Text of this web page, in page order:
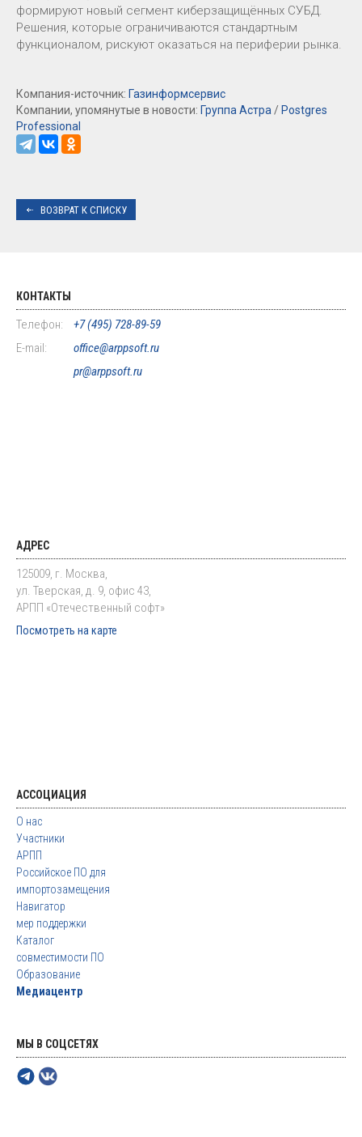
формируют новый сегмент киберзащищённых СУБД.
Решения, которые ограничиваются стандартным
функционалом, рискуют оказаться на периферии рынка.
Компания-источник: Газинформсервис
Компании, упомянутые в новости: Группа Астра / Postgres
Professional
ВОЗВРАТ К СПИСКУ
КОНТАКТЫ
Телефон:
+7 (495) 728-89-59
E-mail:
office@arppsoft.ru
pr@arppsoft.ru
АДРЕС
125009, г. Москва,
ул. Тверская, д. 9, офис 43,
АРПП «Отечественный софт»
Посмотреть на карте
АССОЦИАЦИЯ
О нас
Участники
АРПП
Российское ПО для
импортозамещения
Навигатор
мер поддержки
Каталог
совместимости ПО
Образование
Медиацентр
МЫ В СОЦСЕТЯХ